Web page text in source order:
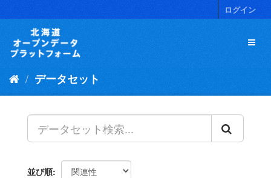
キ
ログイン
データセット
並び順